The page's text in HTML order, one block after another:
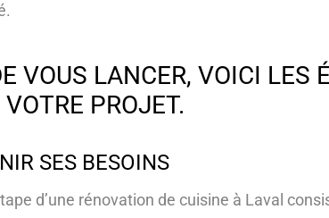
VOUS LANCER, VOICI LES
VOTRE PROJET.
SES BESOINS
d’une rénovation de cuisine à Laval